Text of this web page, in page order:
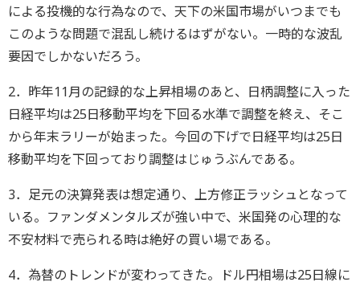
による投機的な行為なので、天下の米国市場がいつまでも
このような問題で混乱し続けるはずがない。一時的な波乱
要因でしかないだろう。
2．昨年11月の記録的な上昇相場のあと、日柄調整に入った
日経平均は25日移動平均を下回る水準で調整を終え、そこ
から年末ラリーが始まった。今回の下げで日経平均は25日
移動平均を下回っており調整はじゅうぶんである。
3．足元の決算発表は想定通り、上方修正ラッシュとなって
いる。ファンダメンタルズが強い中で、米国発の心理的な
不安材料で売られる時は絶好の買い場である。
4．為替のトレンドが変わってきた。ドル円相場は25日線に